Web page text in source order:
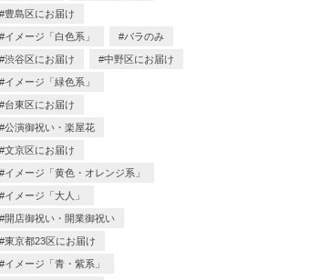
豊島区にお届け
イメージ「白色系」 バラのみ
渋谷区にお届け 中野区にお届け
イメージ「緑色系」
台東区にお届け
公演御祝い・楽屋花
文京区にお届け
イメージ「黄色・オレンジ系」
イメージ「大人」
開店御祝い・開業御祝い
東京都23区にお届け
イメージ「青・紫系」